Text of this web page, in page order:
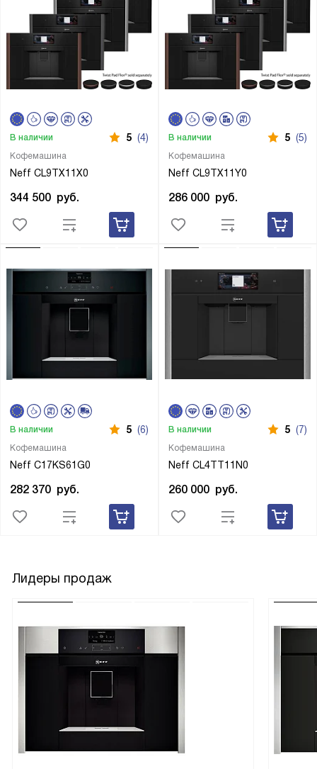
Кофемашина
Neff CL9TX11X0
В наличии 5 (4)
344 500 руб.
Кофемашина
Neff CL9TX11Y0
В наличии 5 (5)
286 000 руб.
Кофемашина
Neff C17KS61G0
В наличии 5 (6)
282 370 руб.
Кофемашина
Neff CL4TT11N0
В наличии 5 (7)
260 000 руб.
Лидеры продаж